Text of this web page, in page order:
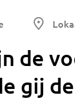
de
gij